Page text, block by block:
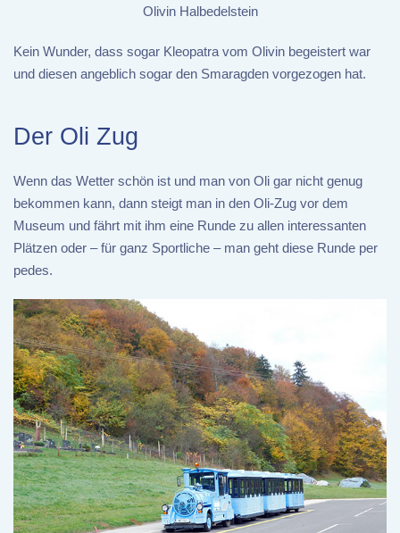
Olivin Halbedelstein
Kein Wunder, dass sogar Kleopatra vom Olivin begeistert war
und diesen angeblich sogar den Smaragden vorgezogen hat.
Der Oli Zug
Wenn das Wetter schön ist und man von Oli gar nicht genug
bekommen kann, dann steigt man in den Oli-Zug vor dem
Museum und fährt mit ihm eine Runde zu allen interessanten
Plätzen oder – für ganz Sportliche – man geht diese Runde per
pedes.